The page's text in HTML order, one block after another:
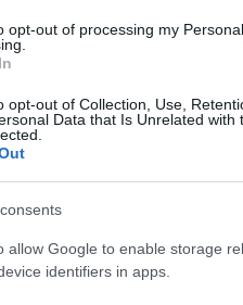
opt-out of processing my
opt-out of Collection, Use,
Data that Is Unrelated with
allow Google to enable storage
identifiers in apps.
συζήτηση του
Τριαντόπουλου
παραπομπή του
Βουλής, θα
της